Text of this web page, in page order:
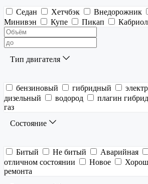
Седан Хетчбэк Внедорожник
Минивэн
Купе Пикап
Тип двигателя
бензиновый гибридный
дизельный
водород плагин гибрид
газ
Состояние
Битый Не битый Аварийная
отличном состоянии
Новое
ремонта